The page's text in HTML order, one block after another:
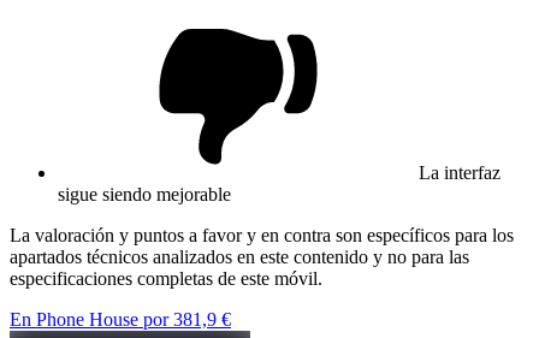
La interfaz
sigue siendo mejorable
La valoración y puntos a favor y en contra son específicos para los
apartados técnicos analizados en este contenido y no para las
especificaciones completas de este móvil.
En Phone House por 381,9 €